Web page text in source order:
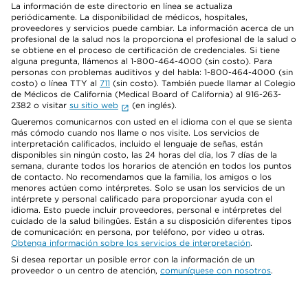
La información de este directorio en línea se actualiza
periódicamente. La disponibilidad de médicos, hospitales,
proveedores y servicios puede cambiar. La información acerca de un
profesional de la salud nos la proporciona el profesional de la salud o
se obtiene en el proceso de certificación de credenciales. Si tiene
alguna pregunta, llámenos al 1-800-464-4000 (sin costo). Para
personas con problemas auditivos y del habla: 1-800-464-4000 (sin
costo) o línea TTY al 711 (sin costo). También puede llamar al Colegio
de Médicos de California (Medical Board of California) al 916-263-
2382 o visitar su sitio web
(en inglés).
Queremos comunicarnos con usted en el idioma con el que se sienta
más cómodo cuando nos llame o nos visite. Los servicios de
interpretación calificados, incluido el lenguaje de señas, están
disponibles sin ningún costo, las 24 horas del día, los 7 días de la
semana, durante todos los horarios de atención en todos los puntos
de contacto. No recomendamos que la familia, los amigos o los
menores actúen como intérpretes. Solo se usan los servicios de un
intérprete y personal calificado para proporcionar ayuda con el
idioma. Esto puede incluir proveedores, personal e intérpretes del
cuidado de la salud bilingües. Están a su disposición diferentes tipos
de comunicación: en persona, por teléfono, por video u otras.
Obtenga información sobre los servicios de interpretación.
Si desea reportar un posible error con la información de un
proveedor o un centro de atención, comuníquese con nosotros.